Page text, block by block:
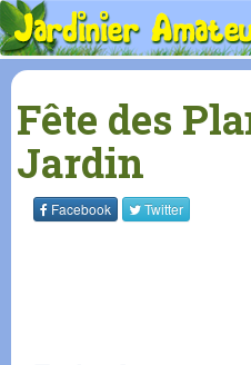
Fête des
Jardin
Facebook Twitter